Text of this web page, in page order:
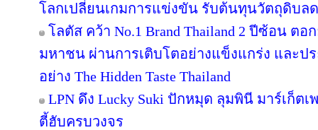
โลกเปลี่ยนเกมการแข่งขัน รับต้นทุนวัตถุดิบล
โลตัส คว้า No.1 Brand Thailand 2 ปีซ้อน ต
มหาชน ผ่านการเติบโตอย่างแข็งแกร่ง และ
อย่าง The Hidden Taste Thailand
LPN ดึง Lucky Suki ปักหมุด ลุมพินี มาร์เก็ต
ตี้ฮับครบวงจร